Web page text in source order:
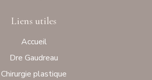
Liens utiles
Accueil
Dre Gaudreau
Chirurgie plastique